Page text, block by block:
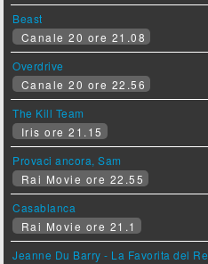
Beast
Canale 20 ore 21.08
Overdrive
Canale 20 ore 22.56
The Kill Team
Iris ore 21.15
Provaci ancora, Sam
Rai Movie ore 22.55
Casablanca
Rai Movie ore 21.1
Jeanne Du Barry - La Favorita del Re